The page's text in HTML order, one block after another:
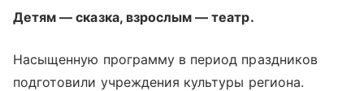
Детям — сказка, взрослым — театр.
Насыщенную программу в период праздников
подготовили учреждения культуры региона.